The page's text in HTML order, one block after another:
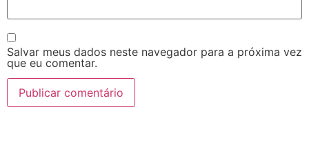
Salvar meus dados neste navegador para a próxima vez
que eu comentar.